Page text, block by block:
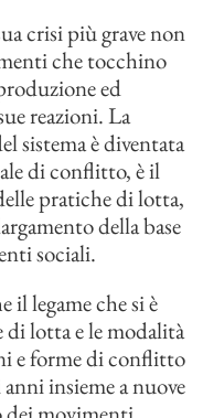
crisi più grave non
che tocchino
ed
reazioni. La
sistema è diventata
di conflitto, è il
pratiche di lotta,
della base
sociali.
il legame che si è
di lotta e le modalità
e forme di conflitto
insieme a nuove